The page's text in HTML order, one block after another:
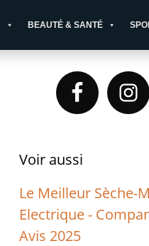
BEAUTÉ & SANTÉ
Primary
Sidebar
Voir aussi
Le Meilleur Sèche-
Electrique -
Avis 2025